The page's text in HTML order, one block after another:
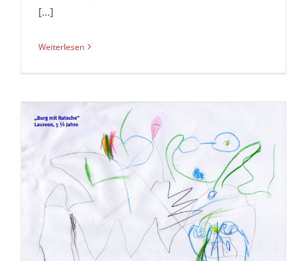
[...]
Weiterlesen